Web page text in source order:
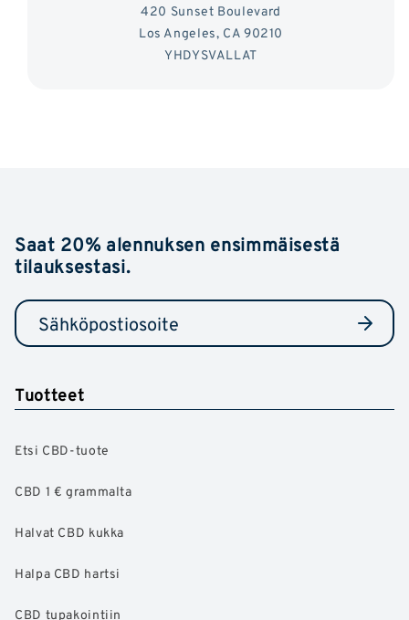
420 Sunset Boulevard
Los Angeles, CA 90210
YHDYSVALLAT
Saat 20% alennuksen ensimmäisestä
tilauksestasi.
Tuotteet
Etsi CBD-tuote
CBD 1 € grammalta
Halvat CBD kukka
Halpa CBD hartsi
CBD tupakointiin